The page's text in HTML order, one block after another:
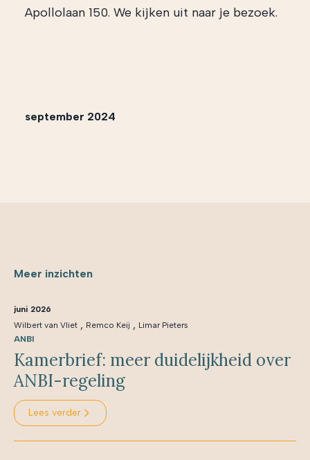
Apollolaan 150. We kijken uit naar je bezoek.
september 2024
Meer inzichten
juni 2026
Wilbert van Vliet , Remco Keij , Limar Pieters
ANBI
Kamerbrief: meer duidelijkheid over
ANBI-regeling
Lees verder